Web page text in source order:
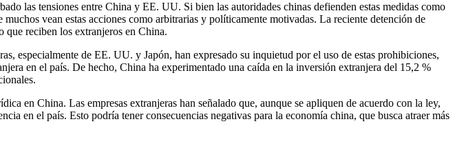
las tensiones entre China y EE. UU. Si bien las autoridades chinas defienden estas medidas como
vean estas acciones como arbitrarias y políticamente motivadas. La reciente detención de
que reciben los extranjeros en China.
especialmente de EE. UU. y Japón, han expresado su inquietud por el uso de estas prohibiciones,
en el país. De hecho, China ha experimentado una caída en la inversión extranjera del 15,2 %
en China. Las empresas extranjeras han señalado que, aunque se apliquen de acuerdo con la ley,
en el país. Esto podría tener consecuencias negativas para la economía china, que busca atraer más